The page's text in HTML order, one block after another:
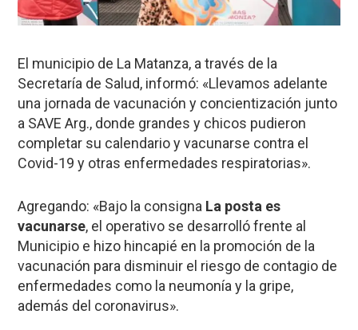
El municipio de La Matanza, a través de la
Secretaría de Salud, informó: «Llevamos adelante
una jornada de vacunación y concientización junto
a SAVE Arg., donde grandes y chicos pudieron
completar su calendario y vacunarse contra el
Covid-19 y otras enfermedades respiratorias».
Agregando: «Bajo la consigna La posta es
vacunarse, el operativo se desarrolló frente al
Municipio e hizo hincapié en la promoción de la
vacunación para disminuir el riesgo de contagio de
enfermedades como la neumonía y la gripe,
además del coronavirus».